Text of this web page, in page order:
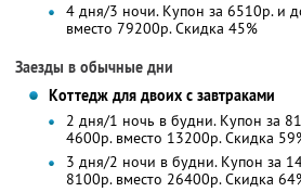
4 дня/3 ночи. Купон за 6510р. и
вместо 79200р. Скидка 45%
Заезды в обычные дни
Коттедж для двоих с завтраками
2 дня/1 ночь в будни. Купон за
4600р. вместо 13200р. Скидка
3 дня/2 ночи в будни. Купон за
8100р. вместо 26400р. Скидка